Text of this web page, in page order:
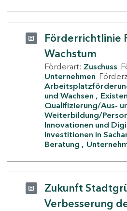
Förderrichtlinie
Wachstum
Förderart: Zuschuss
Unternehmen
und Wachsen
Qualifizierung/Aus-
Weiterbildung/
Innovationen und
Investitionen in
Beratung
Zukunft
Verbesserung